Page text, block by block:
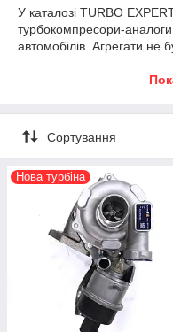
У каталозі TURBO
турбокомпресори-
автомобілів. Агрегати не
та характеристик двигуна.
відправленням
автомобілю.
Менеджер заздалегідь
остаточну вартість,
конкретного товару.
Нові турбіни
Києві доступний
вул.
Надішліть VIN-код або
сумісність і
Сортування
Нова турбіна